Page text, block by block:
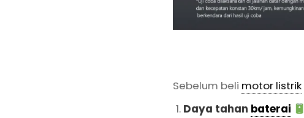
Sebelum beli motor listrik
Daya tahan baterai